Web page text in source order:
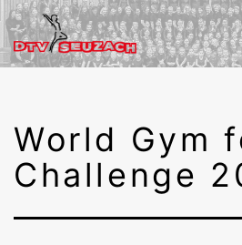
Zum
Inhalt
World Gym
Challenge